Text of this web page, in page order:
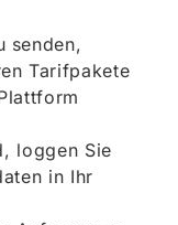
senden,
Tarifpakete
loggen Sie
in Ihr